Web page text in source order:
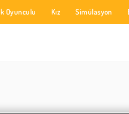
Oyunculu Kız Simülasyon